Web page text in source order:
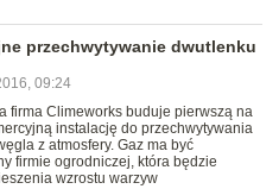
przechwytywanie dwutlenku
09:24
firma Climeworks buduje pierwszą na
instalację do przechwytywania
z atmosfery. Gaz ma być
firmie ogrodniczej, która będzie
wzrostu warzyw